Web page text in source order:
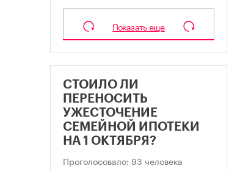
Показать еще
СТОИЛО ЛИ
ПЕРЕНОСИТЬ
УЖЕСТОЧЕНИЕ
СЕМЕЙНОЙ ИПОТЕКИ
НА 1 ОКТЯБРЯ?
Проголосовало: 93 человека